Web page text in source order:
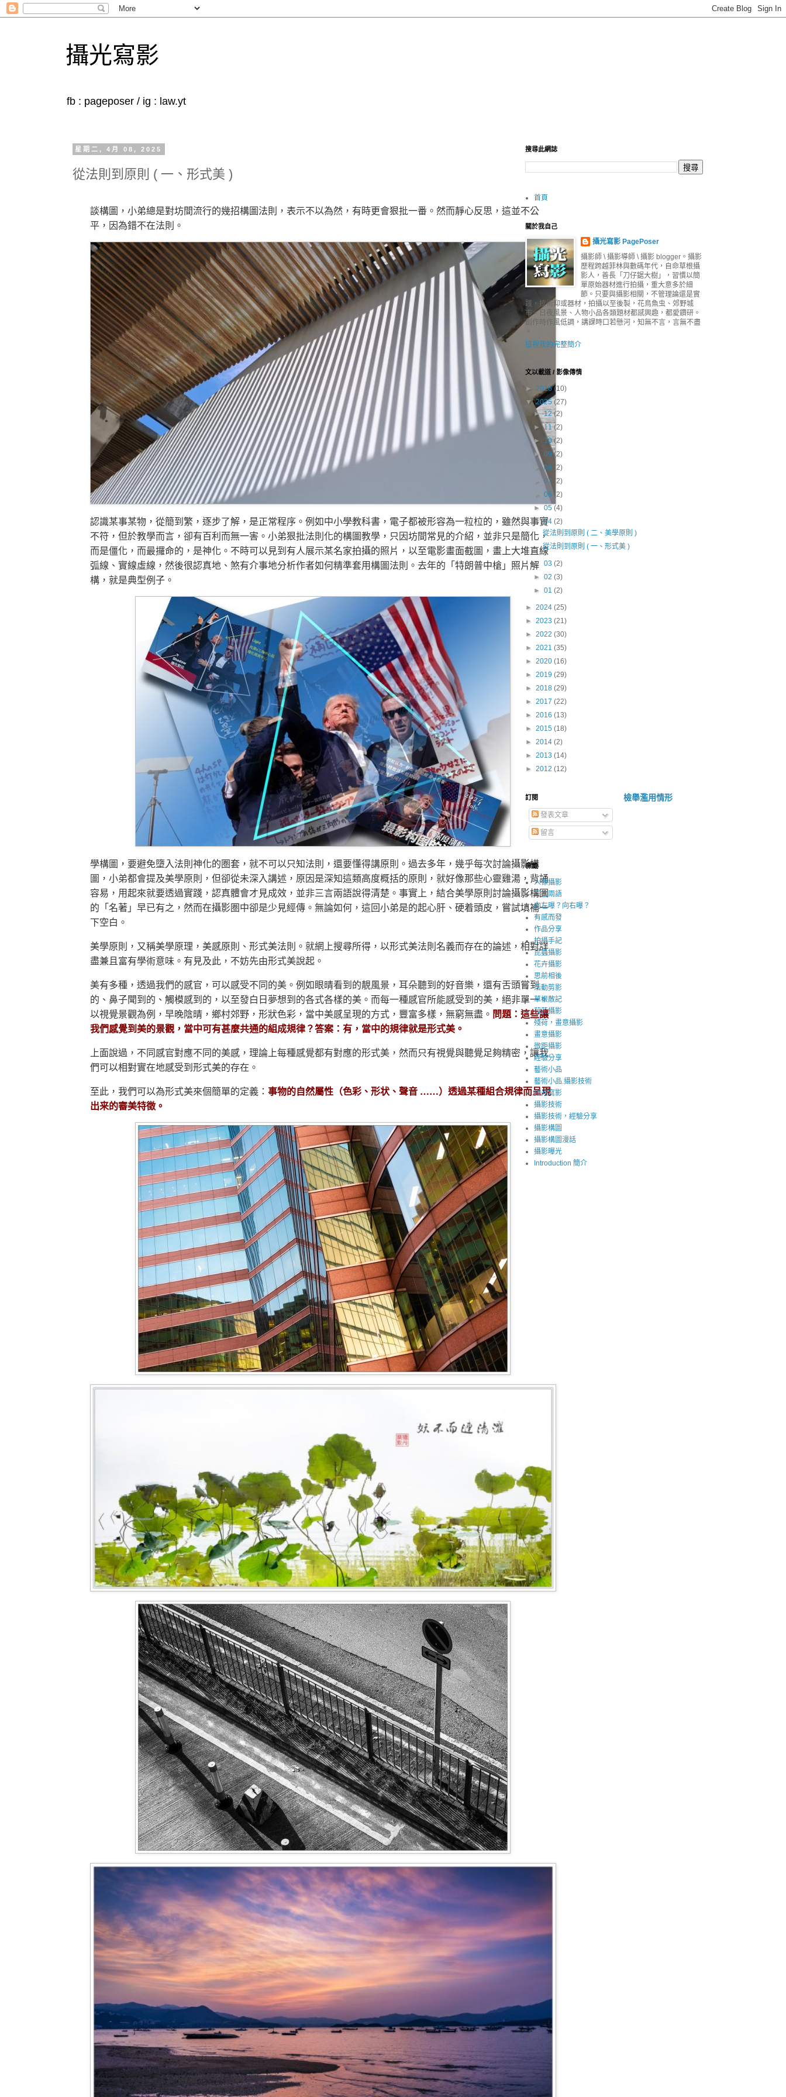
攝光寫影
fb : pageposer / ig : law.yt
星期二, 4月 08, 2025
從法則到原則 ( 一、形式美 )
談構圖，小弟總是對坊間流行的幾招構圖法則，表示不以為然，有時更會狠批一番。然而靜心反思，這並不公
平，因為錯不在法則。
認識某事某物，從簡到繁，逐步了解，是正常程序。例如中小學教科書，電子都被形容為一粒柆的，雖然與事實
不符，但於教學而言，卻有百利而無一害。小弟狠批法則化的構圖教學，只因坊間常見的介紹，並非只是簡化，
而是僵化，而最攞命的，是神化。不時可以見到有人展示某名家拍攝的照片，以至電影畫面截圖，畫上大堆直線
弧線、實線虛線，然後很認真地、煞有介事地分析作者如何精準套用構圖法則。去年的「特朗普中槍」照片解
構，就是典型例子。
學構圖，要避免墮入法則神化的圏套，就不可以只知法則，還要懂得講原則。過去多年，幾乎每次討論攝影構
圖，小弟都會提及美學原則，但卻從未深入講述，原因是深知這類高度概括的原則，就好像那些心靈雞湯，背誦
容易，用起來就要透過實踐，認真體會才見成效，並非三言兩語說得清楚。事實上，結合美學原則討論攝影構圖
的「名著」早已有之，然而在攝影圏中卻是少見經傳。無論如何，這回小弟是的起心肝、硬着頭皮，嘗試填補一
下空白。
美學原則，又稱美學原理，美感原則、形式美法則。就網上搜尋所得，以形式美法則名義而存在的論述，相對詳
盡兼且富有學術意味。有見及此，不妨先由形式美說起。
美有多種，透過我們的感官，可以感受不同的美。例如眼晴看到的靚風景，耳朵聽到的好音樂，還有舌頭嘗到
的、鼻子聞到的、觸模感到的，以至發白日夢想到的各式各樣的美。而每一種感官所能感受到的美，絕非單一。
以視覺景觀為例，早晚陰晴，鄉村郊野，形狀色彩，當中美感呈現的方式，豐富多樣，無窮無盡。 問題：這些讓
我們感覺到美的景觀，當中可有甚麼共通的組成規律？答案：有，當中的規律就是形式美。
上面說過，不同感官對應不同的美感，理論上每種感覺都有對應的形式美，然而只有視覺與聽覺足夠精密，讓我
們可以相對實在地感受到形式美的存在。
至此，我們可以為形式美來個簡單的定義： 事物的自然屬性（色彩、形状、聲音 ……）透過某種組合規律而呈現
出来的審美特徵。
搜尋此網誌
首頁
關於我自己
攝光寫影 PagePoser
攝影師 \ 攝影導師 \ 攝影 blogger。攝影
歷程跨越菲林與數碼年代，自命草根攝
影人，善長「刀仔鋸大樹」，習慣以簡
單原始器材進行拍攝，重大意多於細
節。只要與攝影相關，不管理論還是實
踐，技術仰或器材，拍攝以至後製，花鳥魚虫、郊野城
市、日夜風景、人物小品各類題材都感興趣，都愛鑽研。
創作時作風低調，講課時口若懸河，知無不言，言無不盡
檢視我的完整簡介
文以載道 / 影像傳情
► 2026(10)
▼2025 (27)
►12(2)
►11(2)
► 10(2)
►09(2)
►08 (2)
►07 (2)
►06(2)
►05(4)
▼04(2)
從法則到原則 ( 二、美學原則 )
從法則到原則 ( 一、形式美 )
►03(2)
►02(3)
►01(2)
► 2024 (25)
► 2023 (21)
► 2022 (30)
► 2021 (35)
► 2020 (16)
► 2019 (29)
► 2018 (29)
► 2017 (22)
► 2016 (13)
► 2015 (18)
► 2014 (2)
► 2013 (14)
► 2012 (12)
訂閱
發表文章
留言
檢舉濫用情形
標籤
人像攝影
三言兩語
向左曝？向右曝？
有感而發
作品分享
拍攝手記
昆蟲攝影
花卉攝影
思前相後
活動剪影
草根散記
荷花攝影
殘荷，畫意攝影
畫意攝影
微距攝影
經驗分享
藝術小品
藝術小品.攝影技術
攝光寫影
攝影技術
攝影技術，經驗分享
攝影構圖
攝影構圖漫話
攝影曝光
Introduction 簡介